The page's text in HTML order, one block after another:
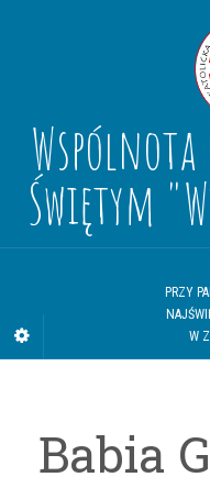
Wspólnota
Świętym
PRZY
W
Babia